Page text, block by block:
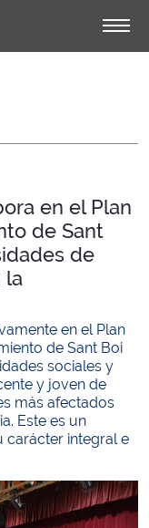
en el Plan
de Sant
de
la
en el Plan
de Sant Boi
sociales y
y joven de
más afectados
Este es un
carácter integral e